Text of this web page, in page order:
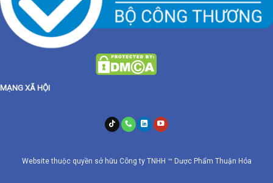
MẠNG XÃ HỘI
Website thuộc quyền sở hữu Công ty TNHH ™ Dược Phẩm Thuận Hóa